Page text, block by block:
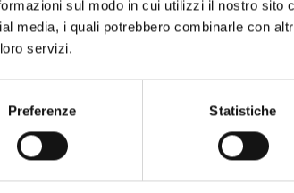
sul modo in cui utilizzi il nostro sito
media, i quali potrebbero combinarle con
servizi.
Preferenze Statistiche